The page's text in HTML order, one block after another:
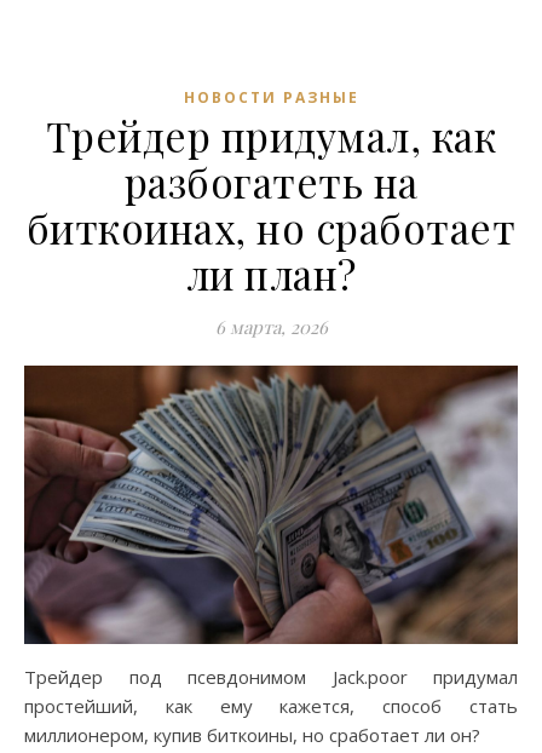
НОВОСТИ РАЗНЫЕ
Трейдер придумал, как
разбогатеть на
биткоинах, но сработает
ли план?
6 марта, 2026
Трейдер под псевдонимом Jack.poor придумал
простейший, как ему кажется, способ стать
миллионером, купив биткоины, но сработает ли он?